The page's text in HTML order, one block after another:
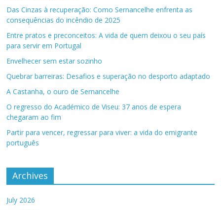
Das Cinzas à recuperação: Como Sernancelhe enfrenta as
consequências do incêndio de 2025
Entre pratos e preconceitos: A vida de quem deixou o seu país
para servir em Portugal
Envelhecer sem estar sozinho
Quebrar barreiras: Desafios e superação no desporto adaptado
A Castanha, o ouro de Sernancelhe
O regresso do Académico de Viseu: 37 anos de espera
chegaram ao fim
Partir para vencer, regressar para viver: a vida do emigrante
português
Archives
July 2026